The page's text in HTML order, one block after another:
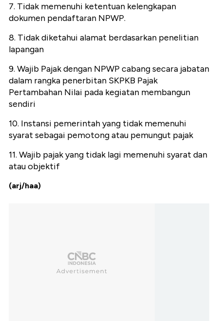
7. Tidak memenuhi ketentuan kelengkapan
dokumen pendaftaran NPWP.
8. Tidak diketahui alamat berdasarkan penelitian
lapangan
9. Wajib Pajak dengan NPWP cabang secara jabatan
dalam rangka penerbitan SKPKB Pajak
Pertambahan Nilai pada kegiatan membangun
sendiri
10. Instansi pemerintah yang tidak memenuhi
syarat sebagai pemotong atau pemungut pajak
11. Wajib pajak yang tidak lagi memenuhi syarat dan
atau objektif
(arj/haa)